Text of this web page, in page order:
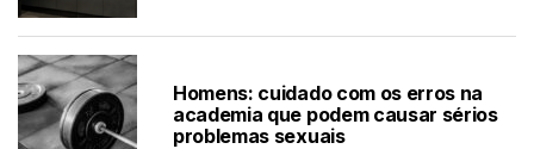
Homens: cuidado com os erros na
academia que podem causar sérios
problemas sexuais